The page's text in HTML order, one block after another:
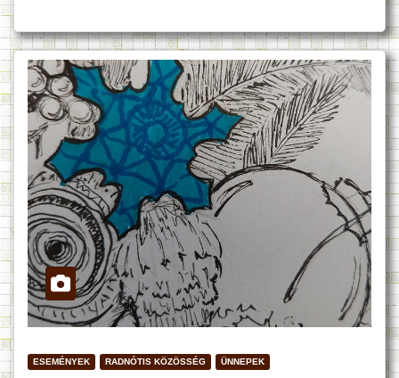
ESEMÉNYEK RADNÓTIS KÖZÖSSÉG ÜNNEPEK